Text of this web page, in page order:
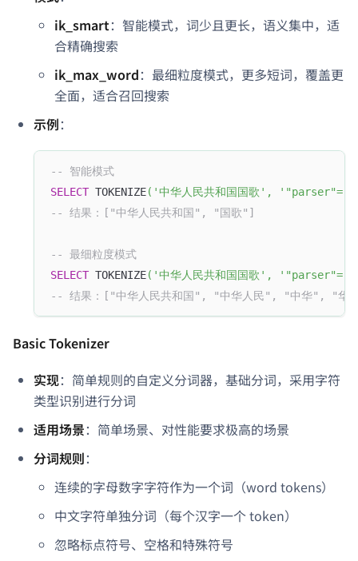
ik_smart：智能模式，词少且更长，语义集中，适
合精确搜索
ik_max_word：最细粒度模式，更多短词，覆盖更
全面，适合召回搜索
示例：
-- 智能模式
SELECT TOKENIZE( '中华人民共和国国歌' ,
-- 结果：["中华人民共和国", "国歌"]
-- 最细粒度模式
SELECT TOKENIZE( '中华人民共和国国歌' ,
-- 结果：["中华人民共和国", "中华人民", "中华", "
Basic Tokenizer
实现：简单规则的自定义分词器，基础分词，采用字符
类型识别进行分词
适用场景：简单场景、对性能要求极高的场景
分词规则：
连续的字母数字字符作为一个词（word tokens）
中文字符单独分词（每个汉字一个 token）
忽略标点符号、空格和特殊符号